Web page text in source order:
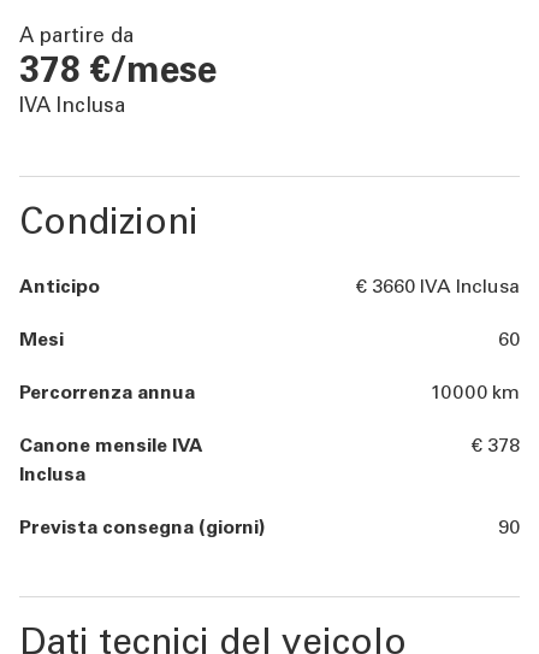
TOOL
ATTUALITÀ
A partire da
378 €/mese
IVA Inclusa
Condizioni
Anticipo € 3660 IVA Inclusa
Mesi 60
Percorrenza annua 10000 km
Canone mensile IVA
Inclusa
€ 378
Prevista consegna (giorni) 90
Dati tecnici del veicolo